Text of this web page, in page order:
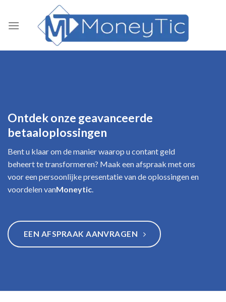
inhoud
Ontdek onze geavanceerde
betaaloplossingen
Bent u klaar om de manier waarop u contant geld
beheert te transformeren? Maak een afspraak met ons
voor een persoonlijke presentatie van de oplossingen en
voordelen vanMoneytic
EEN AFSPRAAK AANVRAGEN